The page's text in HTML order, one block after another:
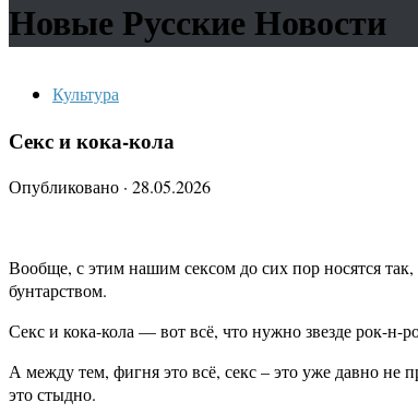
Новые Русские Новости
Культура
Секс и кока-кола
Опубликовано · 28.05.2026
Вообще, с этим нашим сексом до сих пор носятся так,
бунтарством.
Секс и кока-кола — вот всё, что нужно звезде рок-н-
А между тем, фигня это всё, секс – это уже давно не
это стыдно.